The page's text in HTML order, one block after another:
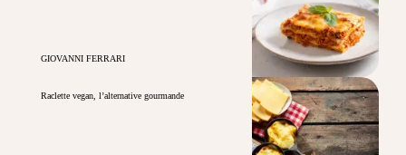
GIOVANNI FERRARI
Raclette vegan, l’alternative gourmande